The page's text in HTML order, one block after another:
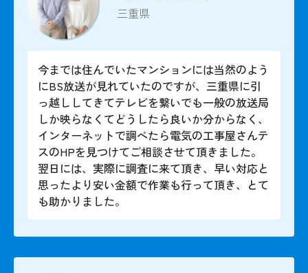
三重県
今までは住んでいたマンションには当然のよう
にBS放送が見れていたのですが、三重県に引
っ越ししてきてテレビを繋いでも一般の放送局
しか映らなくてどうしたら良いか分からなく、
インターネットで調べたら電気の工事屋さんテ
スのHPを見つけてご相談させて頂きました。
翌日には、実際に調査に来て頂き、早い対応と
思ったより安い金額で作業も行って頂き、とて
も助かりました。